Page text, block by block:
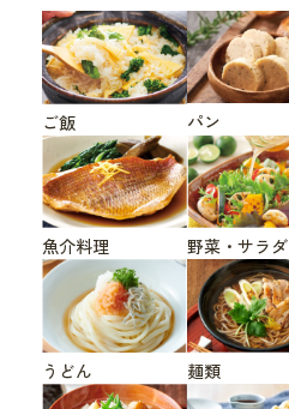
ご飯 パン
魚介料理 野菜・サラダ
うどん 麺類